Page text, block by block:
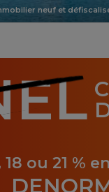
neuf et
ou 21 %